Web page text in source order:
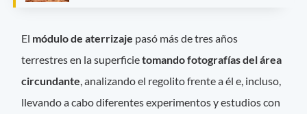
El módulo de aterrizaje pasó más de tres años
terrestres en la superficietomando fotografías del área
circundante, analizando el regolito frente a él e, incluso,
llevando a cabo diferentes experimentos y estudios con